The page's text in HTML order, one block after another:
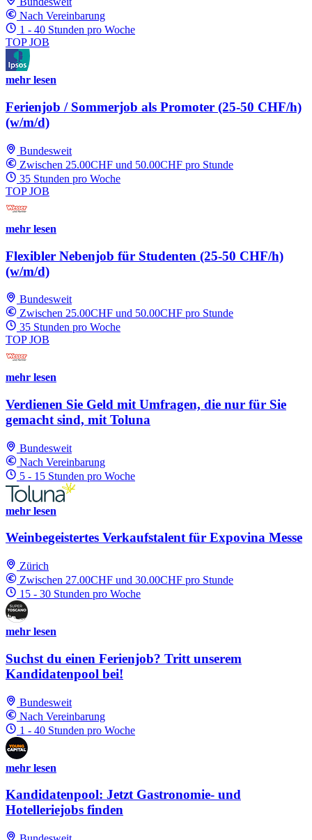
Nach Vereinbarung
1 - 40 Stunden pro Woche
TOP JOB
mehr lesen
Ferienjob / Sommerjob als Promoter (25-50 CHF/h)
(w/m/d)
Bundesweit
Zwischen 25.00CHF und 50.00CHF pro Stunde
35 Stunden pro Woche
TOP JOB
mehr lesen
Flexibler Nebenjob für Studenten (25-50 CHF/h)
(w/m/d)
Bundesweit
Zwischen 25.00CHF und 50.00CHF pro Stunde
35 Stunden pro Woche
TOP JOB
mehr lesen
Verdienen Sie Geld mit Umfragen, die nur für Sie
gemacht sind, mit Toluna
Bundesweit
Nach Vereinbarung
5 - 15 Stunden pro Woche
mehr lesen
Weinbegeistertes Verkaufstalent für Expovina Messe
Zürich
Zwischen 27.00CHF und 30.00CHF pro Stunde
15 - 30 Stunden pro Woche
mehr lesen
Suchst du einen Ferienjob? Tritt unserem
Kandidatenpool bei!
Bundesweit
Nach Vereinbarung
1 - 40 Stunden pro Woche
mehr lesen
Kandidatenpool: Jetzt Gastronomie- und
Hotelleriejobs finden